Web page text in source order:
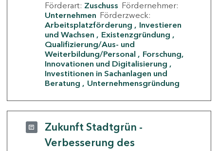
Förderart: Zuschuss Fördernehmer:
Unternehmen Förderzweck:
Arbeitsplatzförderung
Investieren
und Wachsen
Existenzgründung
Qualifizierung/Aus- und
Weiterbildung/Personal
Forschung,
Innovationen und Digitalisierung
Investitionen in Sachanlagen und
Beratung
Unternehmensgründung
Zukunft Stadtgrün -
Verbesserung des